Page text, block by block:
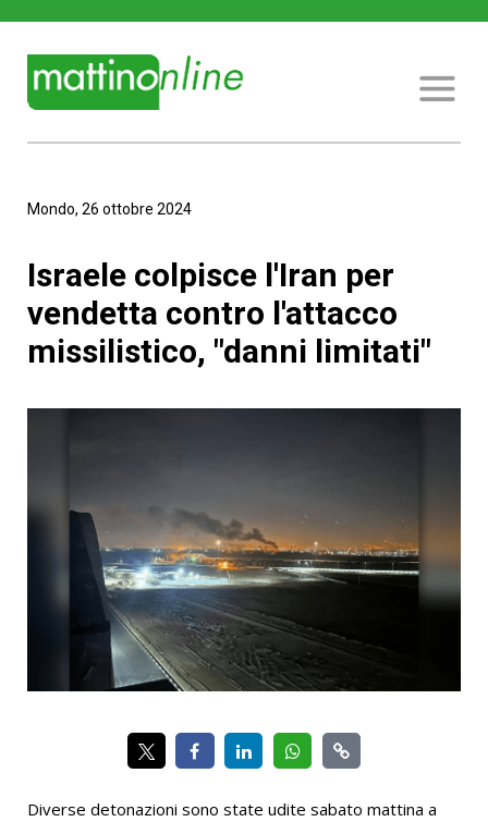
Mondo, 26 ottobre 2024
Israele colpisce l'Iran per
vendetta contro l'attacco
missilistico, "danni limitati"
Diverse detonazioni sono state udite sabato mattina a